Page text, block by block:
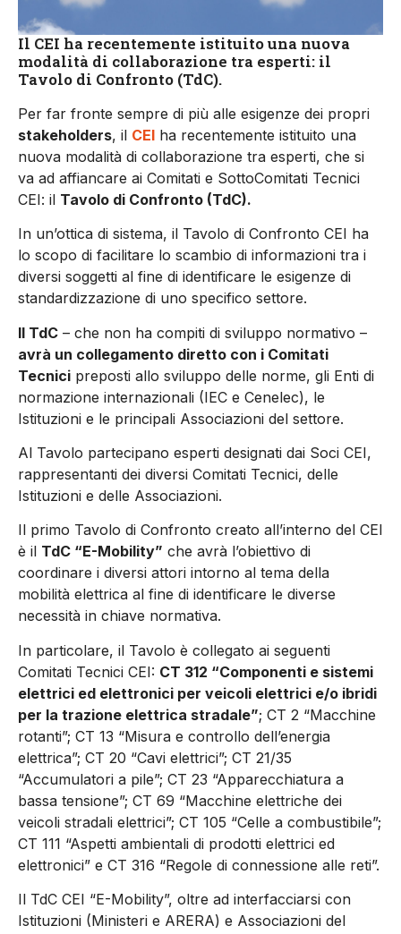
Il CEI ha recentemente istituito una nuova
modalità di collaborazione tra esperti: il
Tavolo di Confronto (TdC).
Per far fronte sempre di più alle esigenze dei propri
stakeholders, il CEI ha recentemente istituito una
nuova modalità di collaborazione tra esperti, che si
va ad affiancare ai Comitati e SottoComitati Tecnici
CEI: il Tavolo di Confronto (TdC).
In un’ottica di sistema, il Tavolo di Confronto CEI ha
lo scopo di facilitare lo scambio di informazioni tra i
diversi soggetti al fine di identificare le esigenze di
standardizzazione di uno specifico settore.
Il TdC – che non ha compiti di sviluppo normativo –
avrà un collegamento diretto con i Comitati
Tecnici preposti allo sviluppo delle norme, gli Enti di
normazione internazionali (IEC e Cenelec), le
Istituzioni e le principali Associazioni del settore.
Al Tavolo partecipano esperti designati dai Soci CEI,
rappresentanti dei diversi Comitati Tecnici, delle
Istituzioni e delle Associazioni.
Il primo Tavolo di Confronto creato all’interno del CEI
è il TdC “E-Mobility” che avrà l’obiettivo di
coordinare i diversi attori intorno al tema della
mobilità elettrica al fine di identificare le diverse
necessità in chiave normativa.
In particolare, il Tavolo è collegato ai seguenti
Comitati Tecnici CEI: CT 312 “Componenti e sistemi
elettrici ed elettronici per veicoli elettrici e/o ibridi
per la trazione elettrica stradale”; CT 2 “Macchine
rotanti”; CT 13 “Misura e controllo dell’energia
elettrica”; CT 20 “Cavi elettrici”; CT 21/35
“Accumulatori a pile”; CT 23 “Apparecchiatura a
bassa tensione”; CT 69 “Macchine elettriche dei
veicoli stradali elettrici”; CT 105 “Celle a combustibile”;
CT 111 “Aspetti ambientali di prodotti elettrici ed
elettronici” e CT 316 “Regole di connessione alle reti”.
Il TdC CEI “E-Mobility”, oltre ad interfacciarsi con
Istituzioni (Ministeri e ARERA) e Associazioni del